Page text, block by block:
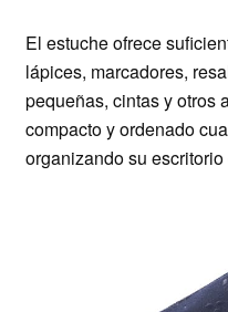
El estuche ofrece
lápices, marcadores,
pequeñas, cintas y otros
compacto y ordenado
organizando su